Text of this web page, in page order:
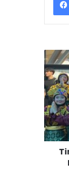
i
m
T
a
r
i
M
u